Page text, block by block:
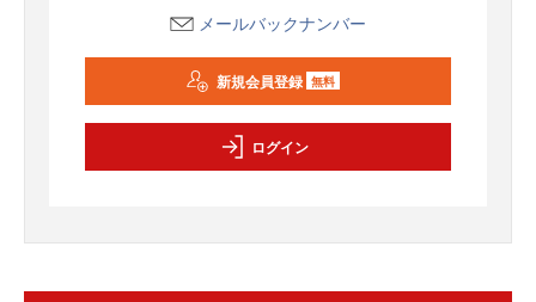
メールバックナンバー
新規会員登録 無料
ログイン